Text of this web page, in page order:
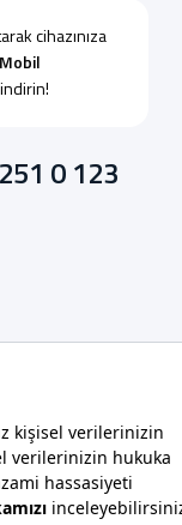
cihazınıza
0 123